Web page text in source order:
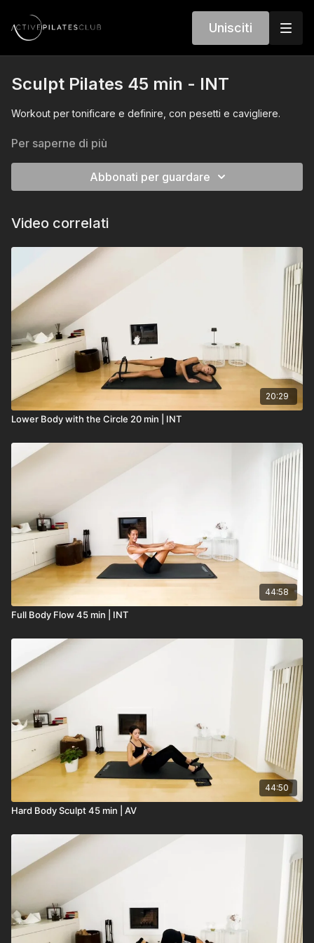
Unisciti
Sculpt Pilates 45 min - INT
Workout per tonificare e definire, con pesetti e cavigliere.
Per saperne di più
Abbonati per guardare
Video correlati
20:29
Lower Body with the Circle 20 min | INT
44:58
Full Body Flow 45 min | INT
44:50
Hard Body Sculpt 45 min | AV